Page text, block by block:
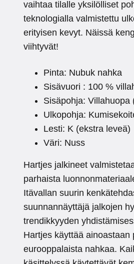
vaihtaa tilalle yksilölliset
teknologialla valmistettu
erityisen kevyt. Näissä
viihtyvät!
Pinta: Nubuk nahka
Sisävuori : 100 %
Sisäpohja: Villahuopa
Ulkopohja:
Lesti: K (ekstra leveä)
Väri: Nuss
Hartjes jalkineet
parhaista
Itävallan suurin
suunnannäyttäjä jalkojen
trendikkyyden
Hartjes käyttää ainoastaan
eurooppalaista nahkaa.